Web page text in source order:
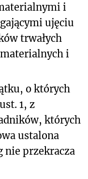
i
ujęciu
trwałych
i
o których
1, z
których
ustalona
nie przekracza